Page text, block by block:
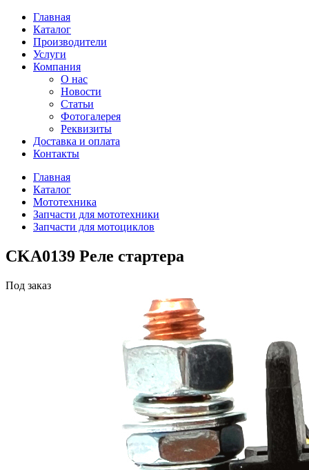
Главная
Каталог
Производители
Услуги
Компания
О нас
Новости
Статьи
Фотогалерея
Реквизиты
Доставка и оплата
Контакты
Главная
Каталог
Мототехника
Запчасти для мототехники
Запчасти для мотоциклов
CKA0139 Реле стартера
Под заказ